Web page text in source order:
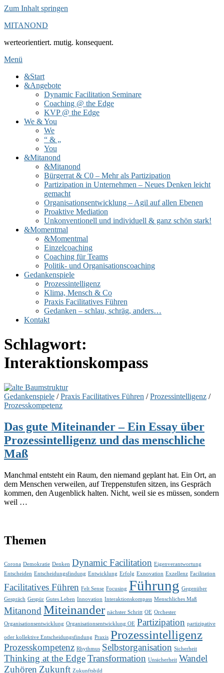
Zum Inhalt springen
MITANOND
werteorientiert. mutig. konsequent.
Menü
&Start
&Angebote
Dynamic Facilitation Seminare
Coaching @ the Edge
KVP @ the Edge
We & You
We
“ & „
You
&Mitanond
&Mitanond
Bürgerrat & C0 – Mehr als Partizipation
Partizipation in Unternehmen – Neues Denken leicht
gemacht
Organisationsentwicklung – Agil auf allen Ebenen
Proaktive Mediation
Unkonventionell und individuell & ganz schön stark!
&Momentmal
&Momentmal
Einzelcoaching
Coaching für Teams
Politik- und Organisationscoaching
Gedankenspiele
Prozessintelligenz
Klima, Mensch & Co
Praxis Facilitatives Führen
Gedanken – schlau, schräg, anders…
Kontakt
Schlagwort:
Interaktionskompass
Gedankenspiele /Praxis Facilitatives Führen /Prozessintelligenz /
Prozesskompetenz
Das gute Miteinander – Ein Essay über
Prozessintelligenz und das menschliche
Maß
Manchmal entsteht ein Raum, den niemand geplant hat. Ein Ort, an
dem Menschen verweilen, auf Treppenstufen sitzen, ins Gespräch
kommen, den Augenblick halten. Nicht, weil sie es müssen, sondern
weil …
Themen
Corona Demokratie Denken Dynamic Facilitation Eigenverantwortung
Entscheiden Entscheidungsfindung Entwicklung Erfolg Exnovation Exzellenz Facilitation
Facilitatives Führen Felt Sense Focusing Führung Gegenüber
Gespräch Gespür Gutes Leben Innovation Interaktionskompass Menschliches Maß
Mitanond Miteinander nächster Schritt OE Orchester
Organisationsentwicklung Organisationsentwicklung OE Partizipation partizipative
oder kollektive Entscheidungsfindung Praxis Prozessintelligenz
Prozesskompetenz Rhythmus Selbstorganisation Sicherheit
Thinking at the EdgeTransformation Unsicherheit Wandel
Zuhören Zukunft Zukunftsbild